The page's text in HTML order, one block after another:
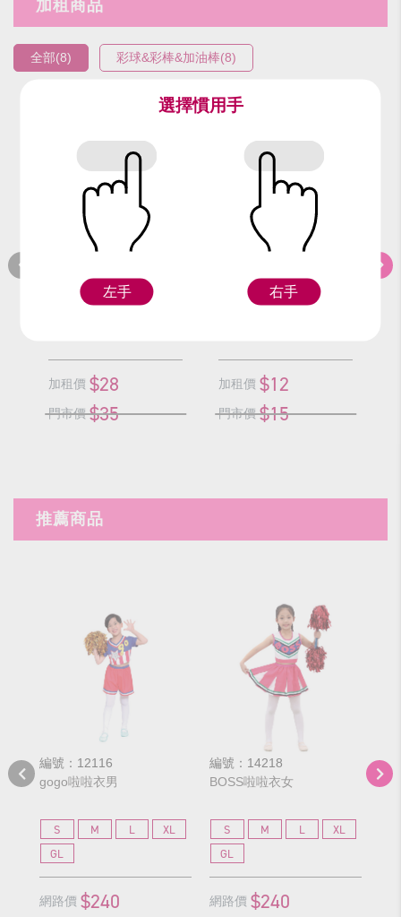
加租商品
全部(8) 彩球&彩棒&加油棒(8)
編號：9314
加租價 $28
門市價 $35
編號：91513
加租價 $12
門市價 $15
推薦商品
編號：12116
gogo啦啦衣男
S M L
XL
GL
網路價 $240
編號：14218
BOSS啦啦衣女
S M L
XL
GL
網路價 $240
編
選擇慣用手
左手 右手